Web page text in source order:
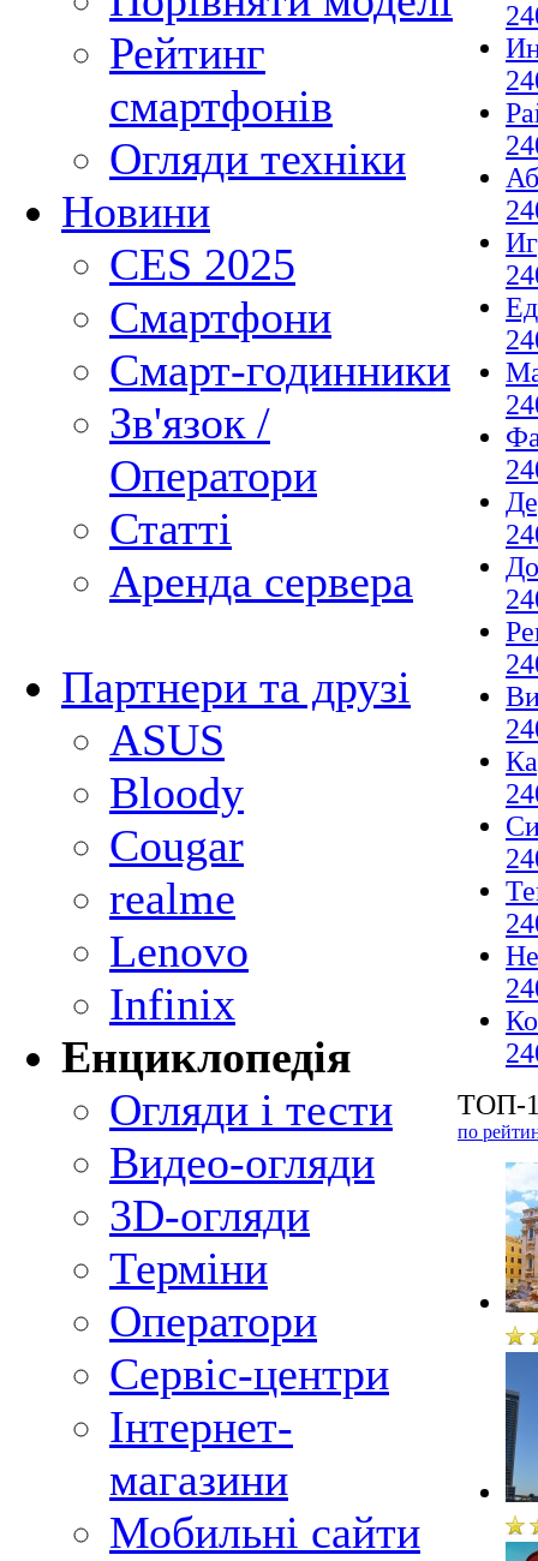
Рейтинг
смартфонів
Огляди техніки
Новини
CES 2025
Смартфони
Смарт-годинники
Зв'язок /
Оператори
Статті
Аренда сервера
Партнери та друзі
ASUS
Bloody
Cougar
realme
Lenovo
Infinix
Енциклопедія
Огляди і тести
Видео-огляди
3D-огляди
Терміни
Оператори
Сервіс-центри
Інтернет-
магазини
Мобильні сайти
ТОП-
по